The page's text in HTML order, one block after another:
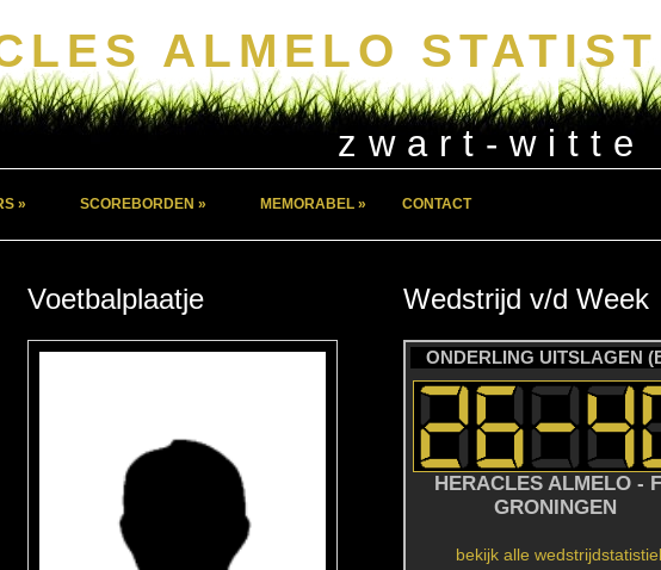
ALMELO
zwart-witte
» SCOREBORDEN » MEMORABEL » CONTACT
Voetbalplaatje Wedstrijd v/d Week
ONDERLING UITSLAGEN
HERACLES ALMELO -
GRONINGEN
bekijk alle